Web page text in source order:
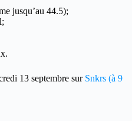
jusqu’au 44.5);
13 septembre sur Snkrs (à 9